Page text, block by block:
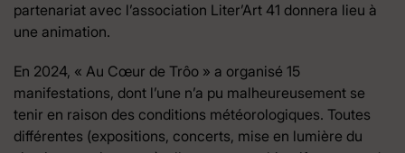
partenariat avec l’association Liter’Art 41 donnera lieu à
une animation.
En 2024, « Au Cœur de Trôo » a organisé 15
manifestations, dont l’une n’a pu malheureusement se
tenir en raison des conditions météorologiques. Toutes
différentes (expositions, concerts, mise en lumière du